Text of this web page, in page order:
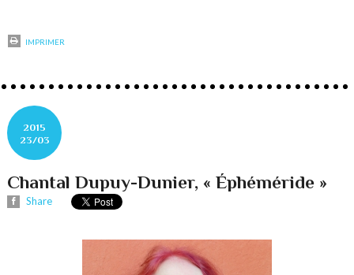
IMPRIMER
2015
23/03
Chantal Dupuy-Dunier, « Éphéméride »
Share